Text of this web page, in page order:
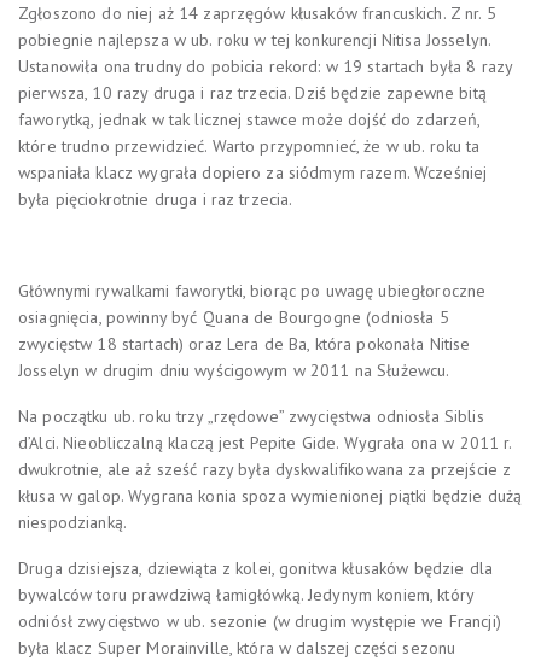
Zgłoszono do niej aż 14 zaprzęgów kłusaków francuskich. Z nr. 5
pobiegnie najlepsza w ub. roku w tej konkurencji Nitisa Josselyn.
Ustanowiła ona trudny do pobicia rekord: w 19 startach była 8 razy
pierwsza, 10 razy druga i raz trzecia. Dziś będzie zapewne bitą
faworytką, jednak w tak licznej stawce może dojść do zdarzeń,
które trudno przewidzieć. Warto przypomnieć, że w ub. roku ta
wspaniała klacz wygrała dopiero za siódmym razem. Wcześniej
była pięciokrotnie druga i raz trzecia.
Głównymi rywalkami faworytki, biorąc po uwagę ubiegłoroczne
osiagnięcia, powinny być Quana de Bourgogne (odniosła 5
zwycięstw 18 startach) oraz Lera de Ba, która pokonała Nitise
Josselyn w drugim dniu wyścigowym w 2011 na Służewcu.
Na początku ub. roku trzy „rzędowe” zwycięstwa odniosła Siblis
d’Alci. Nieobliczalną klaczą jest Pepite Gide. Wygrała ona w 2011 r.
dwukrotnie, ale aż sześć razy była dyskwalifikowana za przejście z
kłusa w galop. Wygrana konia spoza wymienionej piątki będzie dużą
niespodzianką.
Druga dzisiejsza, dziewiąta z kolei, gonitwa kłusaków będzie dla
bywalców toru prawdziwą łamigłówką. Jedynym koniem, który
odniósł zwycięstwo w ub. sezonie (w drugim występie we Francji)
była klacz Super Morainville, która w dalszej części sezonu